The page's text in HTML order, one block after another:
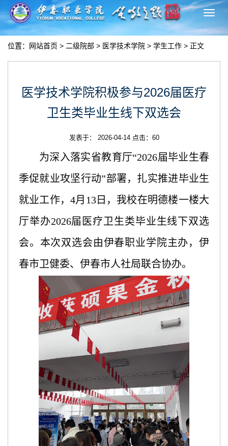
切
换
位置： 网站首页 > 二级院部 > 医学技术学院 > 学生工作 > 正文
医学技术学院积极参与2026届医疗
卫生类毕业生线下双选会
发表于： 2026-04-14 点击： 60
为深入落实省教育厅“2026届毕业生春
季促就业攻坚行动”部署，扎实推进毕业生
就业工作，4月13日， 我校在明德楼一楼大
厅举办2026届医疗卫生类毕业生线下双选
会。本次双选会由伊春职业学院主办，伊
春市卫健委、伊春市人社局联合协办。